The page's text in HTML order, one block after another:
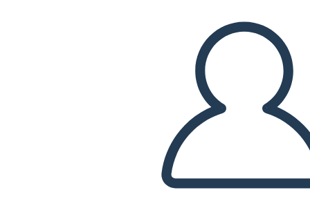
Отчет Лаборатории
Научных Экспериментов
Скопируйте эту раскадровку
СОЗДАТЬ РАСКАДРОВКУ
ВОСПРОИЗВЕСТИ СЛАЙД-ШОУ